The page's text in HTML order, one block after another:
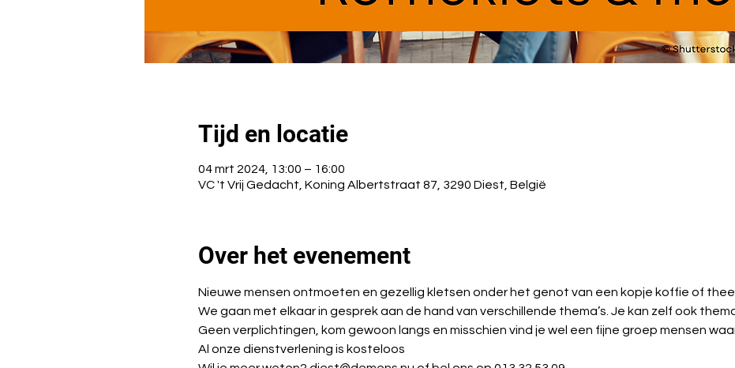
Tijd en locatie
04 mrt 2024, 13:00 – 16:00
VC 't Vrij Gedacht, Koning Albertstraat 87, 3290 Diest, België
Over het evenement
Nieuwe mensen ontmoeten en gezellig kletsen onder het genot van een kopje koffie of thee.
We gaan met elkaar in gesprek aan de hand van verschillende thema’s. Je kan zelf ook
Geen verplichtingen, kom gewoon langs en misschien vind je wel een fijne groep mensen
Al onze dienstverlening is kosteloos